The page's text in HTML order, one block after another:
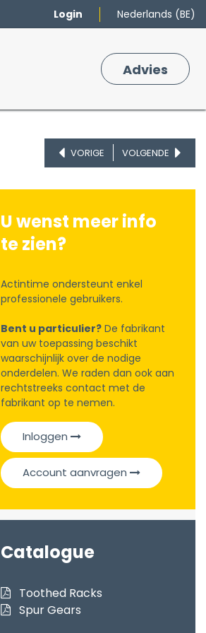
Login Nederlands (BE)
Adv​ies
VORIGE VOLGENDE
U wenst meer info
te zien?
Actintime ondersteunt enkel
professionele gebruikers.
Bent u particulier? De fabrikant
van uw toepassing beschikt
waarschijnlijk over de nodige
onderdelen. We raden dan ook aan
rechtstreeks contact met de
fabrikant op te nemen.
Inloggen
Account aanvragen
Catalogue
Toothed Racks
Spur Gears